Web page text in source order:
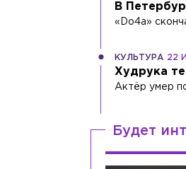
В
«Do4а»
КУЛЬТУРА 22
Худрука
Актёр умер
Будет